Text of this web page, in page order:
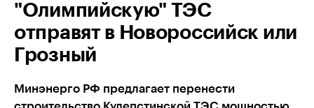
"Олимпийскую" ТЭС
отправят в Новороссийск или
Грозный
Минэнерго РФ предлагает перенести